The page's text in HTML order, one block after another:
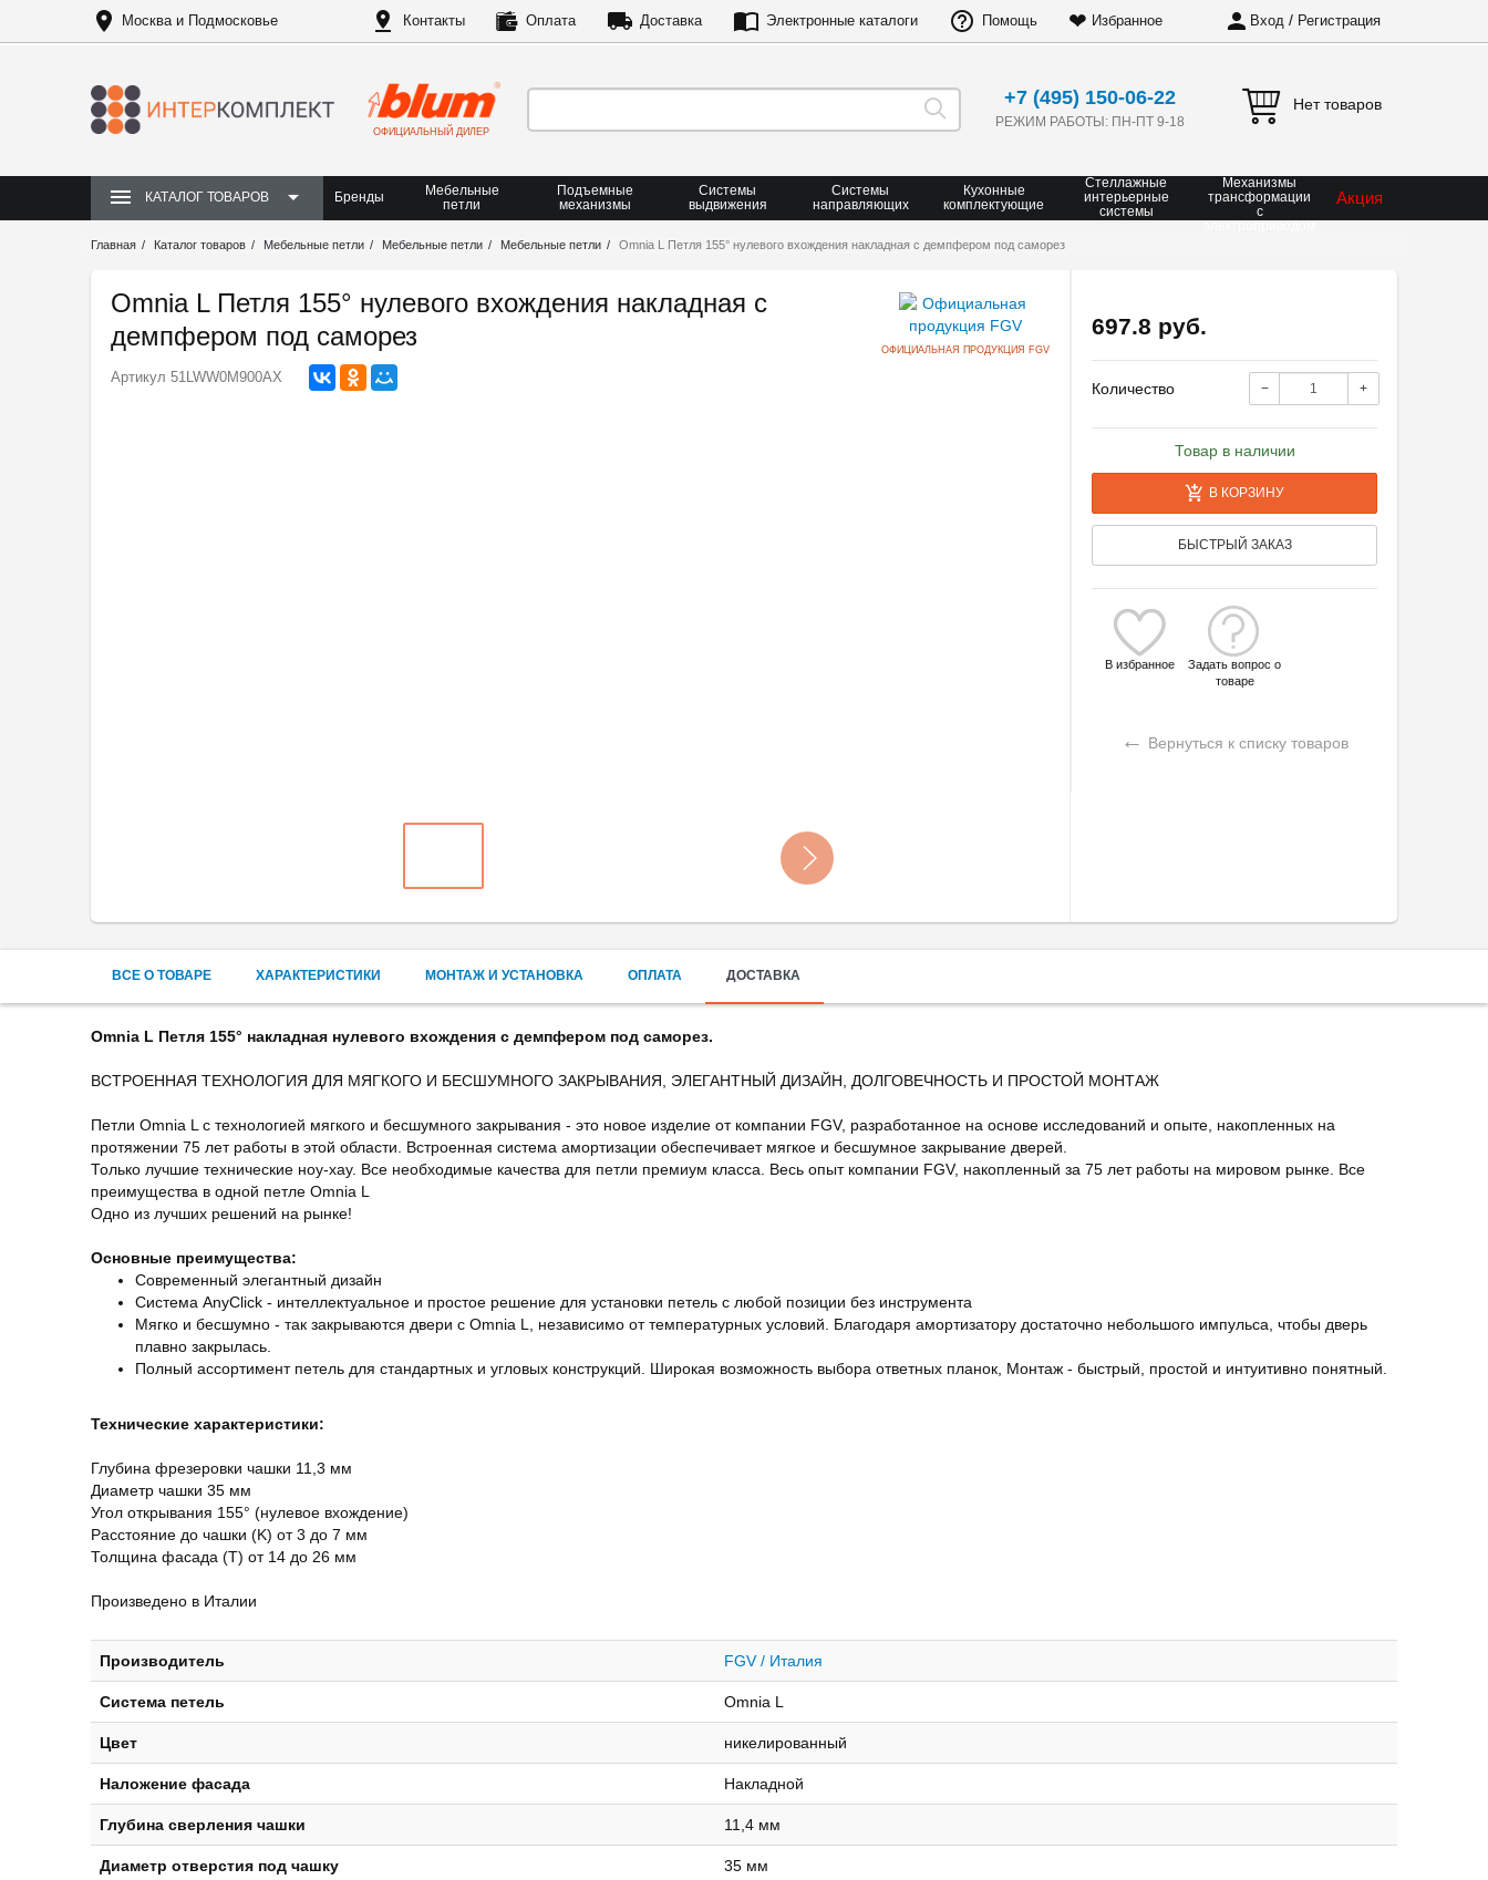
Москва и Подмосковье Контакты Оплата Доставка Электронные каталоги Помощь ❤ Избранное Вход / Регистрация
ОФИЦИАЛЬНЫЙ ДИЛЕР
+7 (495) 150-06-22
РЕЖИМ РАБОТЫ: ПН-ПТ 9-18
Нет товаров
КАТАЛОГ ТОВАРОВ Бренды
Мебельные
петли
Подъемные
механизмы
Системы
выдвижения
Системы
направляющих
Кухонные
комплектующие
Стеллажные
интерьерные
системы
Механизмы
трансформации
с
Акция
Главная Каталог товаров Мебельные петли Мебельные петли Мебельные петли Omnia L Петля 155° нулевого вхождения накладная с демпфером под саморез
Omnia L Петля 155° нулевого вхождения накладная с
демпфером под саморез
ОФИЦИАЛЬНАЯ ПРОДУКЦИЯ FGV
Артикул 51LWW0M900AX
697.8 руб.
Количество − +
Товар в наличии
В КОРЗИНУ
БЫСТРЫЙ ЗАКАЗ
В избранное
Задать вопрос о
товаре
← Вернуться к списку товаров
ВСЕ О ТОВАРЕ ХАРАКТЕРИСТИКИ МОНТАЖ И УСТАНОВКА ОПЛАТА ДОСТАВКА
Omnia L Петля 155° накладная нулевого вхождения с демпфером под саморез.
ВСТРОЕННАЯ ТЕХНОЛОГИЯ ДЛЯ МЯГКОГО И БЕСШУМНОГО ЗАКРЫВАНИЯ, ЭЛЕГАНТНЫЙ ДИЗАЙН, ДОЛГОВЕЧНОСТЬ И ПРОСТОЙ МОНТАЖ
Петли Omnia L с технологией мягкого и бесшумного закрывания - это новое изделие от компании FGV, разработанное на основе исследований и опыте, накопленных на
протяжении 75 лет работы в этой области. Встроенная система амортизации обеспечивает мягкое и бесшумное закрывание дверей.
Только лучшие технические ноу-хау. Все необходимые качества для петли премиум класса. Весь опыт компании FGV, накопленный за 75 лет работы на мировом рынке. Все
преимущества в одной петле Omnia L
Одно из лучших решений на рынке!
Основные преимущества:
Современный элегантный дизайн
Система AnyClick - интеллектуальное и простое решение для установки петель с любой позиции без инструмента
Мягко и бесшумно - так закрываются двери с Omnia L, независимо от температурных условий. Благодаря амортизатору достаточно небольшого импульса, чтобы дверь
плавно закрылась.
Полный ассортимент петель для стандартных и угловых конструкций. Широкая возможность выбора ответных планок, Монтаж - быстрый, простой и интуитивно понятный.
Технические характеристики:
Глубина фрезеровки чашки 11,3 мм
Диаметр чашки 35 мм
Угол открывания 155° (нулевое вхождение)
Расстояние до чашки (K) от 3 до 7 мм
Толщина фасада (T) от 14 до 26 мм
Произведено в Италии
Производитель FGV / Италия
Система петель Omnia L
Цвет никелированный
Наложение фасада Накладной
Глубинa свeрлeния чашки 11,4 мм
Диаметр отверстия под чашку 35 мм